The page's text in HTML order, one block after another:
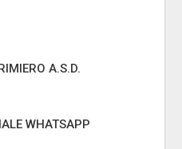
A.S.D.
WHATSAPP